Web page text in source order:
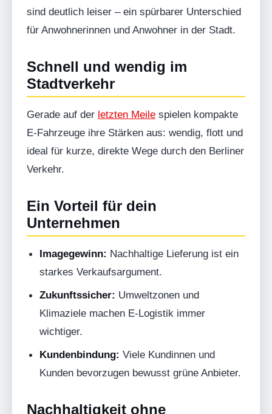
sind deutlich leiser – ein spürbarer Unterschied
für Anwohnerinnen und Anwohner in der Stadt.
Schnell und wendig im
Stadtverkehr
Gerade auf der letzten Meile spielen kompakte
E-Fahrzeuge ihre Stärken aus: wendig, flott und
ideal für kurze, direkte Wege durch den Berliner
Verkehr.
Ein Vorteil für dein
Unternehmen
Imagegewinn: Nachhaltige Lieferung ist ein
starkes Verkaufsargument.
Zukunftssicher: Umweltzonen und
Klimaziele machen E-Logistik immer
wichtiger.
Kundenbindung: Viele Kundinnen und
Kunden bevorzugen bewusst grüne Anbieter.
Nachhaltigkeit ohne